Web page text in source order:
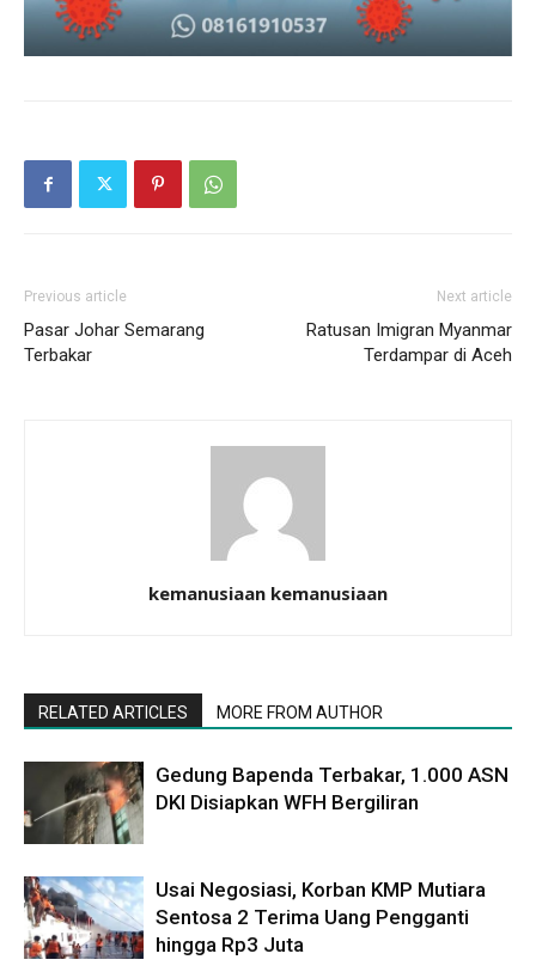
Previous article
Pasar Johar Semarang
Terbakar
Next article
Ratusan Imigran Myanmar
Terdampar di Aceh
kemanusiaan kemanusiaan
RELATED ARTICLES MORE FROM AUTHOR
Gedung Bapenda Terbakar, 1.000 ASN
DKI Disiapkan WFH Bergiliran
Usai Negosiasi, Korban KMP Mutiara
Sentosa 2 Terima Uang Pengganti
hingga Rp3 Juta